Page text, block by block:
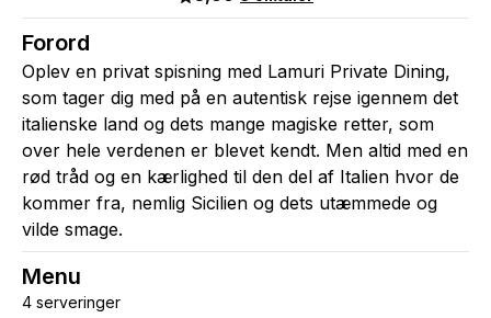
Forord
Oplev en privat spisning med Lamuri Private Dining,
som tager dig med på en autentisk rejse igennem det
italienske land og dets mange magiske retter, som
over hele verdenen er blevet kendt. Men altid med en
rød tråd og en kærlighed til den del af Italien hvor de
kommer fra, nemlig Sicilien og dets utæmmede og
vilde smage.
Menu
4 serveringer